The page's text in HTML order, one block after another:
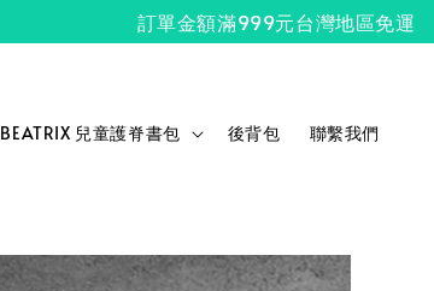
訂單金額滿999元台灣地區免運
BEATRIX 兒童護脊書包 後背包 聯繫我們